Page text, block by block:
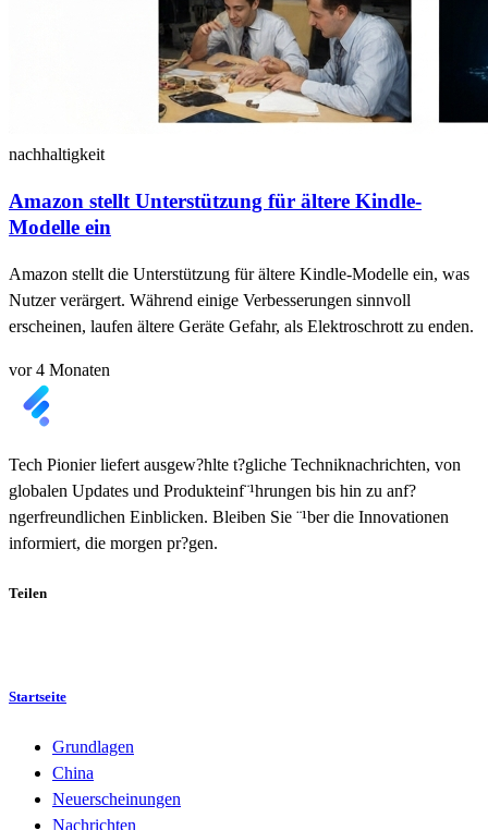
nachhaltigkeit
Amazon stellt Unterstützung für ältere Kindle-
Modelle ein
Amazon stellt die Unterstützung für ältere Kindle-Modelle ein, was
Nutzer verärgert. Während einige Verbesserungen sinnvoll
erscheinen, laufen ältere Geräte Gefahr, als Elektroschrott zu enden.
vor 4 Monaten
Tech Pionier liefert ausgew?hlte t?gliche Techniknachrichten, von
globalen Updates und Produkteinf¨¹hrungen bis hin zu anf?
ngerfreundlichen Einblicken. Bleiben Sie ¨¹ber die Innovationen
informiert, die morgen pr?gen.
Teilen
Startseite
Grundlagen
China
Neuerscheinungen
Nachrichten